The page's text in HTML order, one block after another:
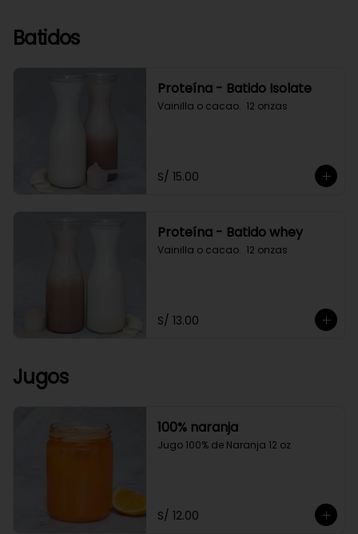
Batidos
Proteína - Batido Isolate
Vainilla o cacao.  12 onzas
S/ 15.00
Proteína - Batido whey
Vainilla o cacao.  12 onzas
S/ 13.00
Jugos
100% naranja
Jugo 100% de Naranja 12 oz
S/ 12.00